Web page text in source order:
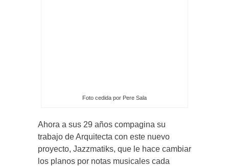
Foto cedida por Pere Sala
Ahora a sus 29 años compagina su
trabajo de Arquitecta con este nuevo
proyecto, Jazzmatiks, que le hace cambiar
los planos por notas musicales cada